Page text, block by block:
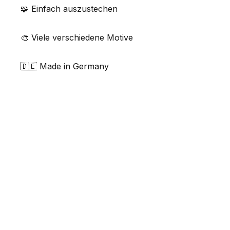
🧩 Einfach auszustechen
🎨 Viele verschiedene Motive
🇩🇪 Made in Germany